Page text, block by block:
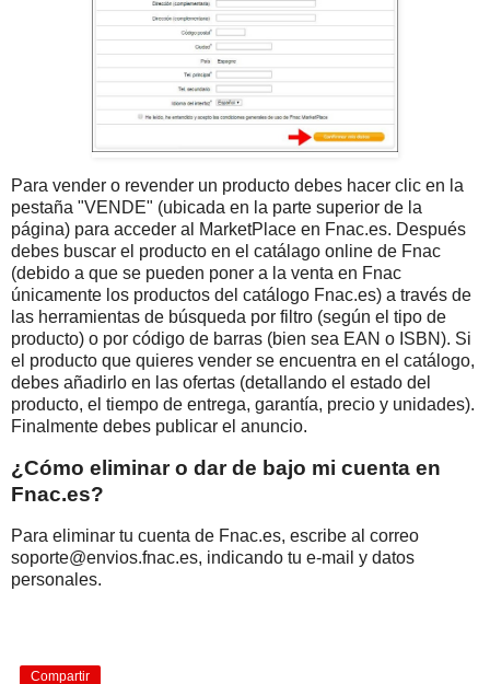
Para vender o revender un producto debes hacer clic en la
pestaña "VENDE" (ubicada en la parte superior de la
página) para acceder al MarketPlace en Fnac.es. Después
debes buscar el producto en el catálago online de Fnac
(debido a que se pueden poner a la venta en Fnac
únicamente los productos del catálogo Fnac.es) a través de
las herramientas de búsqueda por filtro (según el tipo de
producto) o por código de barras (bien sea EAN o ISBN). Si
el producto que quieres vender se encuentra en el catálogo,
debes añadirlo en las ofertas (detallando el estado del
producto, el tiempo de entrega, garantía, precio y unidades).
Finalmente debes publicar el anuncio.
¿Cómo eliminar o dar de bajo mi cuenta en
Fnac.es?
Para eliminar tu cuenta de Fnac.es, escribe al correo
soporte@envios.fnac.es, indicando tu e-mail y datos
personales.
Compartir